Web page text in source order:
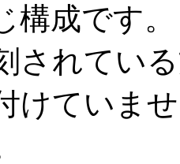
構成です。
されてい
けていま